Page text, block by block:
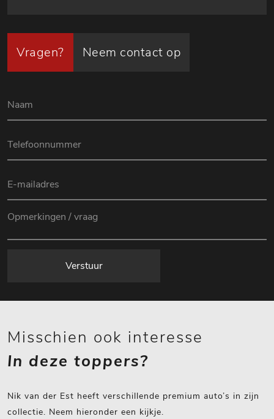
Vragen? Neem contact op
Verstuur
Misschien ook interesse
In deze toppers?
Nik van der Est heeft verschillende premium auto’s in zijn
collectie. Neem hieronder een kijkje.